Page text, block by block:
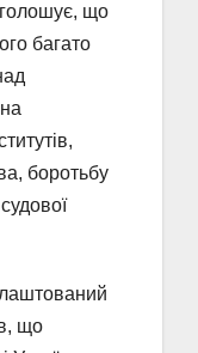
що
багато
боротьбу
що